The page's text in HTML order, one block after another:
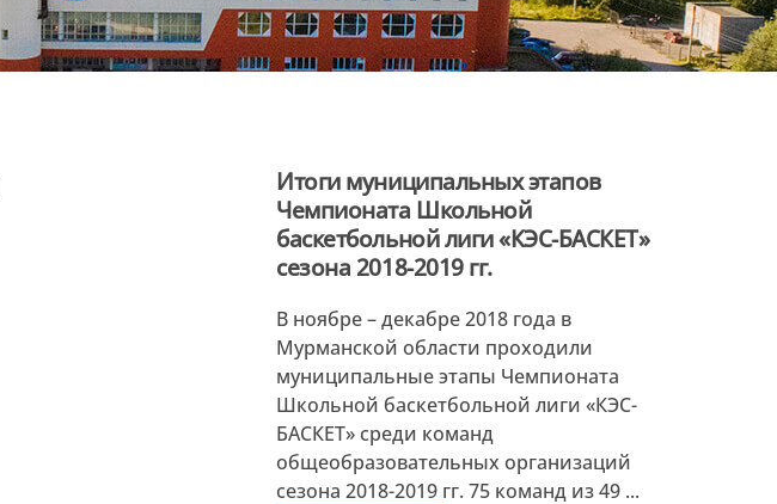
Итоги муниципальных этапов
Чемпионата Школьной
баскетбольной лиги «КЭС-БАСКЕТ»
сезона 2018-2019 гг.
В ноябре – декабре 2018 года в
Мурманской области проходили
муниципальные этапы Чемпионата
Школьной баскетбольной лиги «КЭС-
БАСКЕТ» среди команд
общеобразовательных организаций
сезона 2018-2019 гг. 75 команд из 49 ...